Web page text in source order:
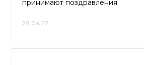
принимают поздравления
28.04.22